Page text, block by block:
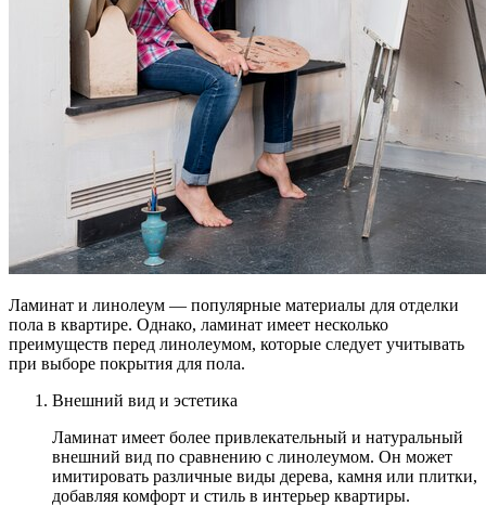
Ламинат и линолеум — популярные материалы для отделки
пола в квартире. Однако, ламинат имеет несколько
преимуществ перед линолеумом, которые следует учитывать
при выборе покрытия для пола.
Внешний вид и эстетика
Ламинат имеет более привлекательный и натуральный
внешний вид по сравнению с линолеумом. Он может
имитировать различные виды дерева, камня или плитки,
добавляя комфорт и стиль в интерьер квартиры.